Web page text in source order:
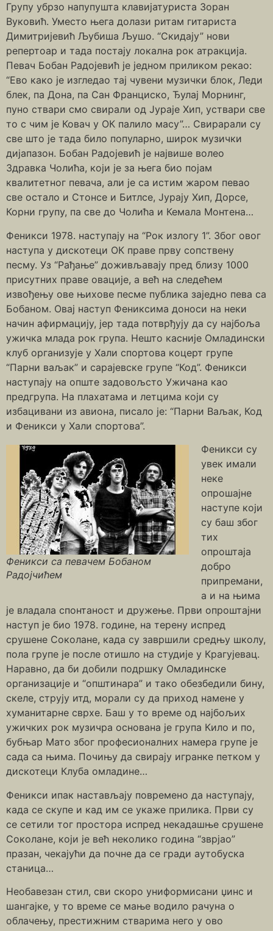
Групу убрзо напупушта клавијатуриста Зоран
Вуковић. Уместо њега долази ритам гитариста
Димитријевић Љубиша Љушо. “Скидају” нови
репертоар и тада постају локална рок атракција.
Певач Бобан Радојевић је једном приликом рекао:
“Ево како је изгледао тај чувени музички блок, Леди
блек, па Дона, па Сан Франциско, Ђулај Морнинг,
пуно ствари смо свирали од Јураје Хип, уствари све
то с чим је Ковач у ОК палило масу”… Свирарали су
све што је тада било популарно, широк музички
дијапазон. Бобан Радојевић је највише волео
Здравка Чолића, који је за њега био појам
квалитетног певача, али је са истим жаром певао
све остало и Стонсе и Битлсе, Јурају Хип, Дорсе,
Корни групу, па све до Чолића и Кемала Монтена…
Феникси 1978. наступају на “Рок излогу 1”. Због овог
наступа у дискотеци ОК праве прву сопствену
песму. Уз “Рађање” доживљавају пред близу 1000
присутних праве овације, а већ на следећем
извођењу ове њихове песме публика заједно пева са
Бобаном. Овај наступ Фениксима доноси на неки
начин афирмацију, јер тада потврђују да су најбоља
ужичка млада рок група. Нешто касније Омладински
клуб организује у Хали спортова коцерт групе
“Парни ваљак” и сарајевске групе “Код”. Феникси
наступају на опште задовољсто Ужичана као
предгрупа. На плахатама и летцима који су
избацивани из авиона, писало је: “Парни Ваљак, Код
и Феникси у Хали спортова”.
Феникси са певачем Бобаном
Радојчићем
Феникси су
увек имали
неке
опрошајне
наступе који
су баш због
тих
опроштаја
добро
припрeмани,
а и на њима
је владала спонтаност и дружење. Први опроштајни
наступ је био 1978. године, на терену испред
срушене Соколане, када су завршили средњу школу,
пола групе је после отишло на студије у Крагујевац.
Наравно, да би добили подршку Омладинске
организације и “општинара” и тако обезбедили бину,
скеле, струју итд, морали су да приход намене у
хуманитарне сврхе. Баш у то време од најбољих
ужичких рок музичра основана је група Кило и по,
бубњар Мато због професионалних намера групе је
сада са њима. Почињу да свирају игранке петком у
дискотеци Клуба омладине…
Феникси ипак настављају повремено да наступају,
када се скупе и кад им се укаже прилика. Први су
се сетили тог простора испред некадашње срушене
Соколане, који је већ неколико година “зврјао”
празан, чекајући да почне да се гради аутобуска
станица…
Необавезан стил, сви скоро униформисани џинс и
шангајке, у то време се мање водило рачуна о
облачењу, престижним стварима него у ово